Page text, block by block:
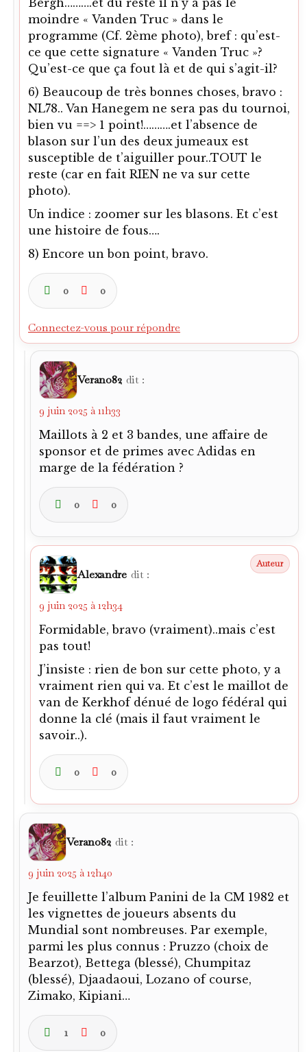
Bergh……….et du reste il n’y a pas le
moindre « Vanden Truc » dans le
programme (Cf. 2ème photo), bref : qu’est-
ce que cette signature « Vanden Truc »?
Qu’est-ce que ça fout là et de qui s’agit-il?
6) Beaucoup de très bonnes choses, bravo :
NL78.. Van Hanegem ne sera pas du tournoi,
bien vu ==> 1 point!……….et l’absence de
blason sur l’un des deux jumeaux est
susceptible de t’aiguiller pour..TOUT le
reste (car en fait RIEN ne va sur cette
photo).
Un indice : zoomer sur les blasons. Et c’est
une histoire de fous….
8) Encore un bon point, bravo.
0 0
Connectez-vous pour répondre
Verano82 dit :
9 juin 2025 à 11h33
Maillots à 2 et 3 bandes, une affaire de
sponsor et de primes avec Adidas en
marge de la fédération ?
0 0
Alexandre dit :
9 juin 2025 à 12h34
Formidable, bravo (vraiment)..mais c’est
pas tout!
J’insiste : rien de bon sur cette photo, y a
vraiment rien qui va. Et c’est le maillot de
van de Kerkhof dénué de logo fédéral qui
donne la clé (mais il faut vraiment le
savoir..).
0 0
Verano82 dit :
9 juin 2025 à 12h40
Je feuillette l’album Panini de la CM 1982 et
les vignettes de joueurs absents du
Mundial sont nombreuses. Par exemple,
parmi les plus connus : Pruzzo (choix de
Bearzot), Bettega (blessé), Chumpitaz
(blessé), Djaadaoui, Lozano of course,
Zimako, Kipiani…
1 0